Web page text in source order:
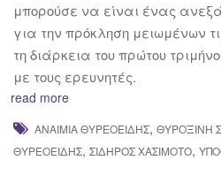
μπορούσε να είναι ένας
για την πρόκληση μειωμένων
τη διάρκεια του πρώτου
με τους ερευνητές.
read more
ΑΝΑΙΜΊΑ ΘΥΡΕΟΕΙΔΉΣ, ΘΥΡΟΞΊΝΗ
ΘΥΡΕΟΕΙΔΉΣ, ΣΊΔΗΡΟΣ ΧΑΣΙΜΌΤΟ,